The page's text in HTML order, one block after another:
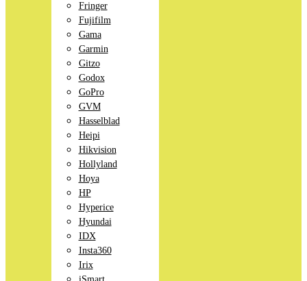
Fringer
Fujifilm
Gama
Garmin
Gitzo
Godox
GoPro
GVM
Hasselblad
Heipi
Hikvision
Hollyland
Hoya
HP
Hyperice
Hyundai
IDX
Insta360
Irix